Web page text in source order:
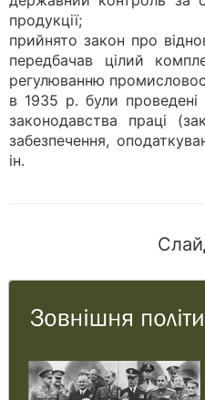
продукції;
прийнято закон про
передбачав цілий
регулюванню
в 1935 р. були проведені
законодавства праці
забезпечення,
ін.